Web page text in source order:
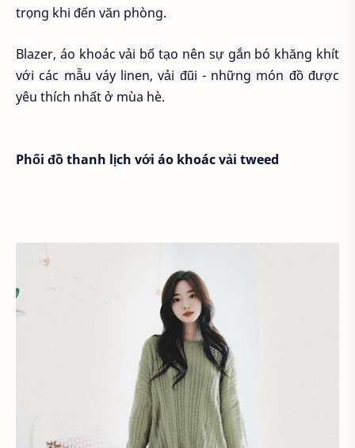
trọng khi đến văn phòng.
Blazer, áo khoác vải bố tạo nên sự gắn bó khăng khít
với các mẫu váy linen, vải đũi - những món đồ được
yêu thích nhất ở mùa hè.
Phối đồ thanh lịch với áo khoác vải tweed